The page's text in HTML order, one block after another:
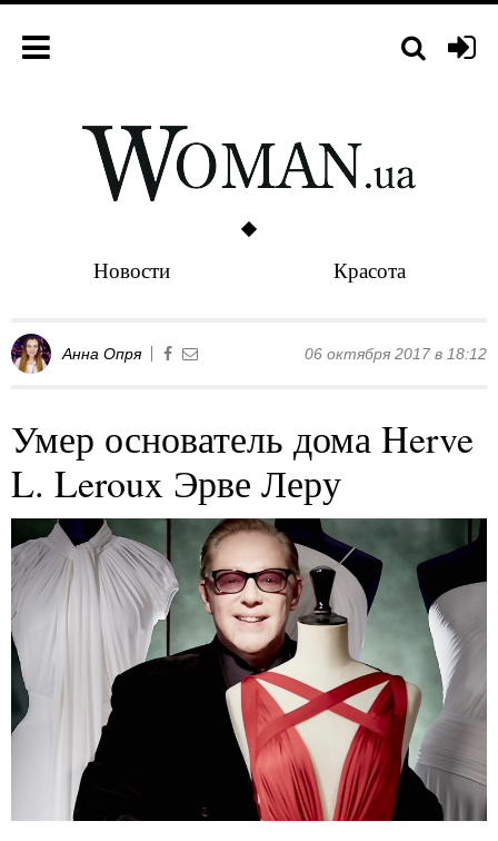
Новости Красота
Анна Опря 06 октября 2017 в 18:12
Умер основатель дома Herve
L. Leroux Эрве Леру